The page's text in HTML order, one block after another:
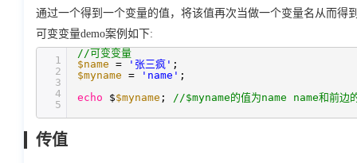
通过一个得到一个变量的值，将该值再次当做一个变量名从而得
可变变量demo案例如下:
1
2
3
4
5
//可变变量
$name = '张三疯' ;
$myname = 'name' ;
echo
$$myname ; //$myname的值为name name和前边
传值